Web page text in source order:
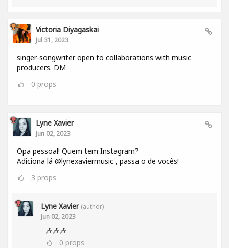
Victoria Diyagaskai
Jul 31, 2023
singer-songwriter open to collaborations with music
producers. DM
0 props
Lyne Xavier
Jun 02, 2023
Opa pessoal! Quem tem Instagram?
Adiciona lá @lynexaviermusic , passa o de vocês!
3 props
Lyne Xavier (author)
Jun 02, 2023
🎶🎶🎶
0 props